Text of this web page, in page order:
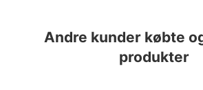
Andre kunder købte
produkter